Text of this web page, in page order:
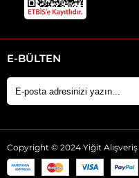
E-BÜLTEN
Copyright © 2024 Yiğit Alışveriş